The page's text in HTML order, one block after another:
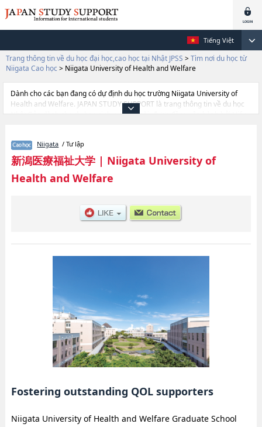
Tiếng Việt
Trang thông tin về du học đại học,cao học tại Nhật JPSS > Tìm nơi du học từ
Niigata Cao học > Niigata University of Health and Welfare
Dành cho các bạn đang có dự định du học trường Niigata University of
Health and Welfare. JAPAN STUDY SUPPORT là trang thông tin về du học
Nhật Bản dành cho du học sinh nước ngoài, được đồng vận hành bởi Hiệp
University of Health and Welfare cũng như thông tin chi tiết về từng khoa
nghiên cứu, nên nếu bạn đang tìm hiểu thông tin du học liên quan tới
Niigata University of Health and Welfare thì hãy sứ dụng trang này.Ngoài
ra còn có cả thông tin của khoảng 1.300 trường đại học, cao học, trường
Niigata / Tư lập
新潟医療福祉大学| Niigata University of
Health and Welfare
Fostering outstanding QOL supporters
Niigata University of Health and Welfare Graduate School